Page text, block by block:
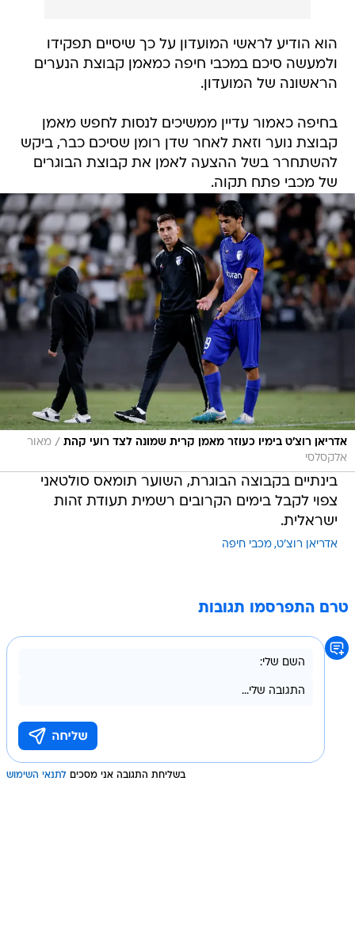
הוא הודיע לראשי המועדון על כך שיסיים תפקידו
ולמעשה סיכם במכבי חיפה כמאמן קבוצת הנערים
הראשונה של המועדון.
בחיפה כאמור עדיין ממשיכים לנסות לחפש מאמן
קבוצת נוער וזאת לאחר שדן רומן שסיכם כבר, ביקש
להשתחרר בשל ההצעה לאמן את קבוצת הבוגרים
של מכבי פתח תקוה.
אדריאן רוצ'ט בימיו כעוזר מאמן קרית שמונה לצד רועי קהת / מאור
אלקסלסי
בינתיים בקבוצה הבוגרת, השוער תומאס סולטאני
צפוי לקבל בימים הקרובים רשמית תעודת זהות
ישראלית.
אדריאן רוצ'ט מכבי חיפה
טרם התפרסמו תגובות
בשליחת התגובה אני מסכים לתנאי השימוש